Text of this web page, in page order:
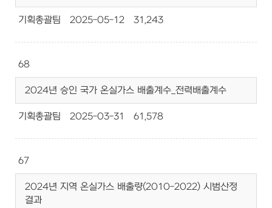
기획총괄팀 2025-05-12 31,243
68
2024년 승인 국가 온실가스 배출계수_전력배출계수
기획총괄팀 2025-03-31 61,578
67
2024년 지역 온실가스 배출량(2010-2022) 시범산정
결과